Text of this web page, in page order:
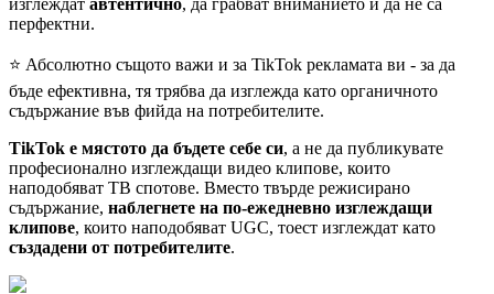
перфектни.
⭐️ Абсолютно същото важи и за TikTok рекламата ви - за да
бъде ефективна, тя трябва да изглежда като органичното
съдържание във фийда на потребителите.
TikTok е мястото да бъдете себе си, а не да публикувате
професионално изглеждащи видео клипове, които
наподобяват ТВ спотове. Вместо твърде режисирано
съдържание, наблегнете на по-ежедневно изглеждащи
клипове, които наподобяват UGC, тоест изглеждат като
създадени от потребителите.